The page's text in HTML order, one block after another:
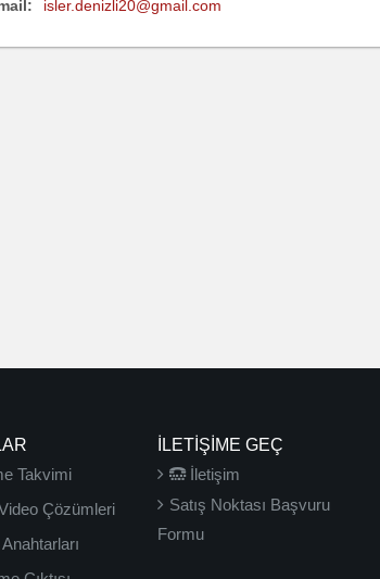
isler.denizli20@gmail.com
Takvimi
Çözümleri
İLETIŞIME GEÇ
İletişim
Satış Noktası Başvuru
Formu